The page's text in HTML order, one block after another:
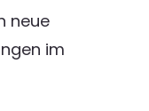
neue
im